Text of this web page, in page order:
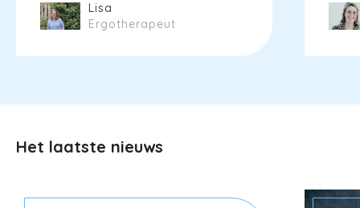
Lisa
Ergotherapeut
Het laatste nieuws